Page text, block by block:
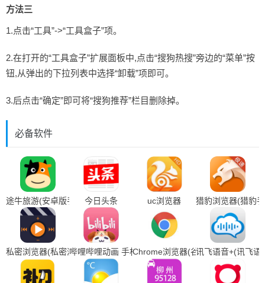
方法三
1.点击“工具”->“工具盒子”项。
2.在打开的“工具盒子”扩展面板中,点击“搜狗热搜”旁边的“菜单”按
钮,从弹出的下拉列表中选择“卸载”项即可。
3.后点击“确定”即可将“搜狗推荐”栏目删除掉。
必备软件
途牛旅游(安卓版手机下载)
今日头条 uc浏览器 猎豹浏览器(猎豹
私密浏览器(私密浏览器手机下载)
哔哩哔哩动画 手机下载Chrome浏览器(谷歌浏览器手机下
讯飞语音+(讯飞语